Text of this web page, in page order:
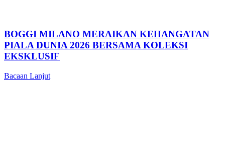
BOGGI MILANO MERAIKAN KEHANGATAN
PIALA DUNIA 2026 BERSAMA KOLEKSI
EKSKLUSIF
Bacaan Lanjut